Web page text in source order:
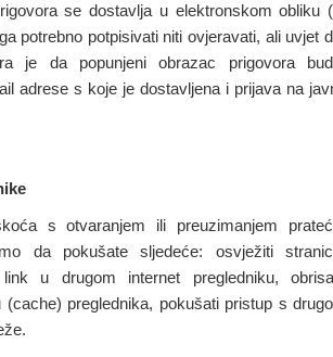
se dostavlja u elektronskom obliku
potrebno potpisivati niti ovjeravati, ali uvjet
je da popunjeni obrazac prigovora
adrese s koje je dostavljena i prijava na
s otvaranjem ili preuzimanjem
da pokušate sljedeće: osvježiti
u drugom internet pregledniku,
(cache) preglednika, pokušati pristup s